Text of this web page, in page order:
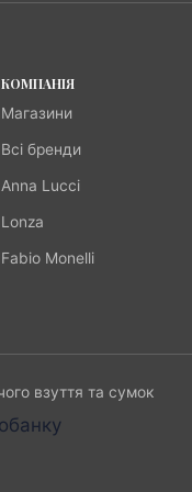
КОМПАНІЯ
Магазини
Всі бренди
Anna Lucci
Lonza
Fabio Monelli
взуття та сумок